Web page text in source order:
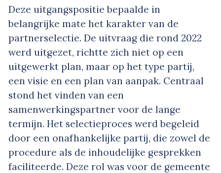
Deze uitgangspositie bepaalde in
belangrijke mate het karakter van de
partnerselectie. De uitvraag die rond 2022
werd uitgezet, richtte zich niet op een
uitgewerkt plan, maar op het type partij,
een visie en een plan van aanpak. Centraal
stond het vinden van een
samenwerkingspartner voor de lange
termijn. Het selectieproces werd begeleid
door een onafhankelijke partij, die zowel de
procedure als de inhoudelijke gesprekken
faciliteerde. Deze rol was voor de gemeente